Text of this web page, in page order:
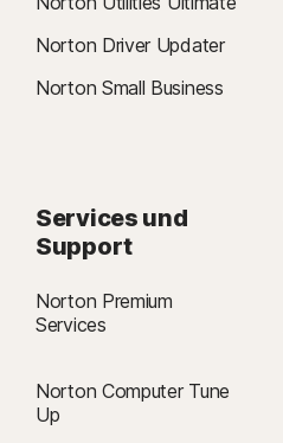
Norton Driver Updater
Norton Small Business
Services und
Support
Norton Premium
Services
Norton Computer Tune
Up